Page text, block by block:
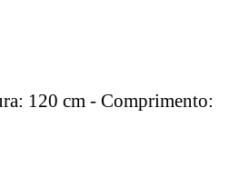
120 cm - Comprimento: